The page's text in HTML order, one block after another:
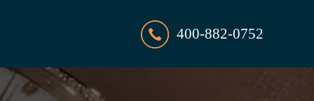
400-882-0752